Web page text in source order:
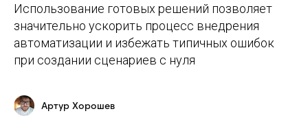
Использование готовых решений позволяет
значительно ускорить процесс внедрения
автоматизации и избежать типичных ошибок
при создании сценариев с нуля
Артур Хорошев